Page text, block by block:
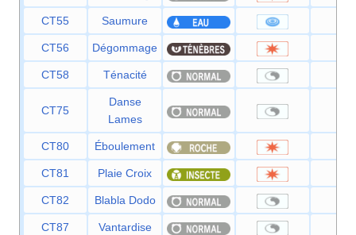
CT55 Saumure
CT56 Dégommage
CT58 Ténacité
CT75
Danse
Lames
CT80 Éboulement
CT81 Plaie Croix
CT82 Blabla Dodo
CT87 Vantardise